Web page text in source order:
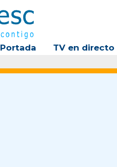
Portada TV en directo